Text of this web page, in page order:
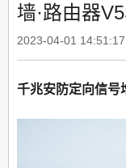
墙·路由器
2023-04-01 14:51:17
千兆安防定向信号